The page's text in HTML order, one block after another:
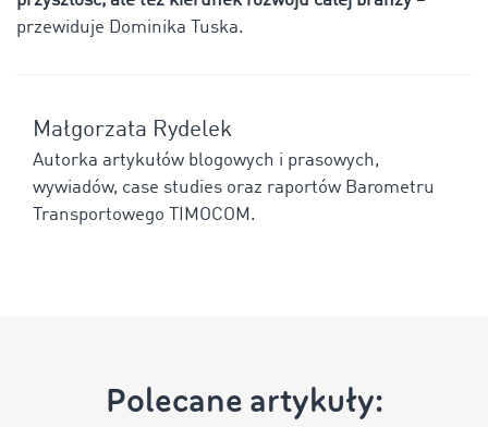
przewiduje Dominika Tuska.
Małgorzata Rydelek
Autorka artykułów blogowych i prasowych,
wywiadów, case studies oraz raportów Barometru
Transportowego TIMOCOM.
Polecane artykuły: